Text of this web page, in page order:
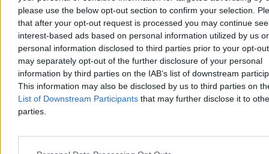
please use the below opt-out section to confirm your selection.
that after your opt-out request is processed you may continue
interest-based ads based on personal information utilized by us or
personal information disclosed to third parties prior to your opt-
may separately opt-out of the further disclosure of your personal
information by third parties on the IAB’s list of downstream
This information may also be disclosed by us to third parties on
List of Downstream Participants that may further disclose it to
parties.
Po przegranym 0:1 finale MŚ 2026 z Hiszpanią reprezentacja
Argentyny wdała się w bójkę na murawie tuż po gwizdku sędziego.
W sieci ruszyła petycja o dożywotnie wykluczenie Albicelestes z
mundialu, którą podpisało ponad 23 tys. osób ze 170 krajów.
Ujawniono też kontrowersyjny list Gianniego Infantino.
26.07.2026
3 min
Reklama